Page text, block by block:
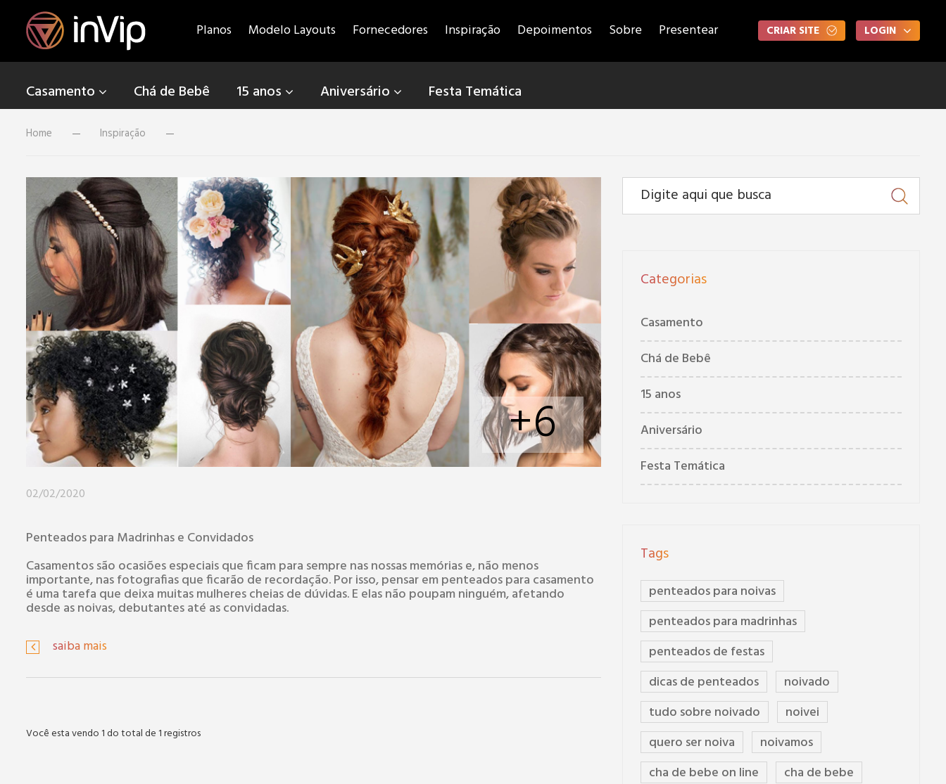
Planos Modelo Layouts Fornecedores Inspiração Depoimentos Sobre Presentear CRIAR SITE LOGIN
Casamento Chá de Bebê 15 anos Aniversário Festa Temática
Home Inspiração
+6
02/02/2020
Penteados para Madrinhas e Convidados
Casamentos são ocasiões especiais que ficam para sempre nas nossas memórias e, não menos
importante, nas fotografias que ficarão de recordação. Por isso, pensar em penteados para casamento
é uma tarefa que deixa muitas mulheres cheias de dúvidas. E elas não poupam ninguém, afetando
desde as noivas, debutantes até as convidadas.
saiba mais
Você esta vendo 1 do total de 1 registros
Categorias
Casamento
Chá de Bebê
15 anos
Aniversário
Festa Temática
Tags
penteados para noivas
penteados para madrinhas
penteados de festas
dicas de penteados
noivado
tudo sobre noivado
noivei
quero ser noiva
noivamos
cha de bebe on line
cha de bebe